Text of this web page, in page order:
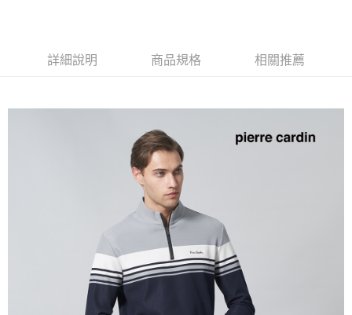
付款後全家取貨
萊爾富取貨付款
每筆NT$60，滿NT$1,200(含以上)免運費
每筆NT$60，滿NT$1,200(含以上)免運費
每筆NT$60，滿NT$1,200(含以上)免運費
每筆NT$60，滿NT$1,200(含以上)免運費
詳細說明 商品規格 相關推薦